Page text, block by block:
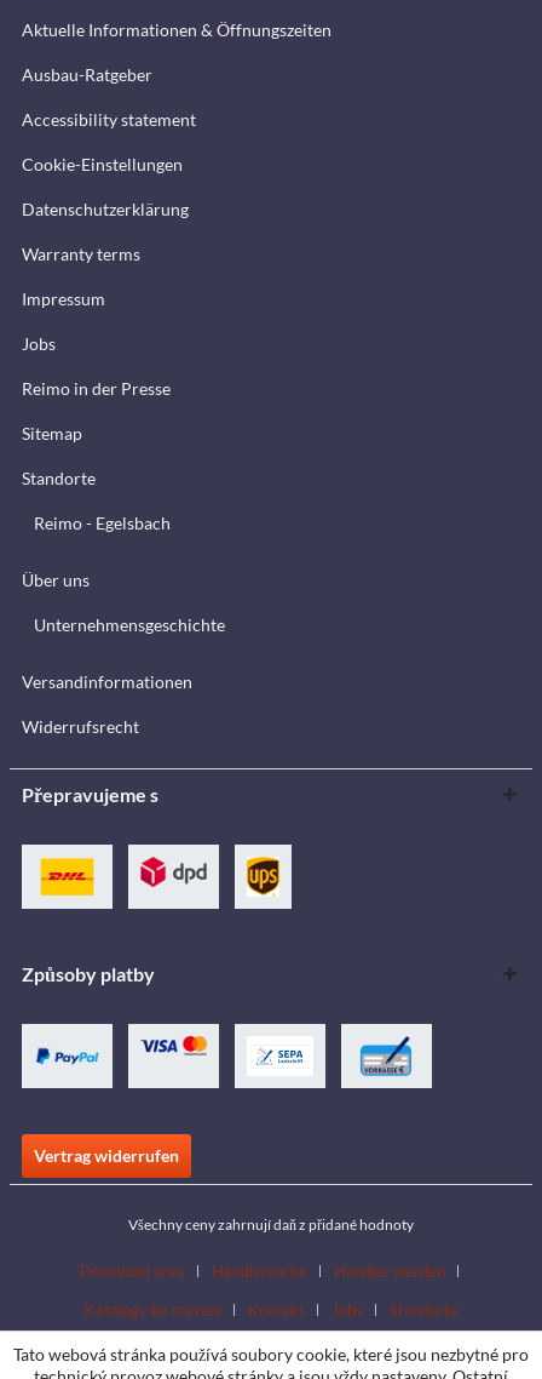
Aktuelle Informationen & Öffnungszeiten
Ausbau-Ratgeber
Accessibility statement
Cookie-Einstellungen
Datenschutzerklärung
Warranty terms
Impressum
Jobs
Reimo in der Presse
Sitemap
Standorte
Reimo - Egelsbach
Über uns
Unternehmensgeschichte
Versandinformationen
Widerrufsrecht
Přepravujeme s
Způsoby platby
Vertrag widerrufen
Všechny ceny zahrnují daň z přidané hodnoty
Download area Händlersuche
Händler werden
Katalogy ke stažení
Kontakt Jobs Standorte
Tato webová stránka používá soubory cookie, které jsou nezbytné pro